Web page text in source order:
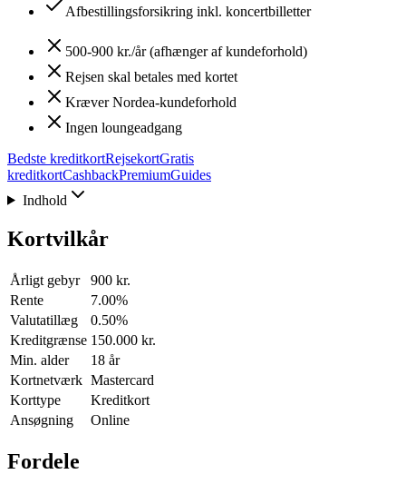
Afbestillingsforsikring inkl. koncertbilletter
500-900 kr./år (afhænger af kundeforhold)
Rejsen skal betales med kortet
Kræver Nordea-kundeforhold
Ingen loungeadgang
Bedste kreditkortRejsekortGratis
kreditkortCashbackPremiumGuides
Indhold
Kortvilkår
Årligt gebyr
900 kr.
Rente
7.00%
Valutatillæg
0.50%
Kreditgrænse 150.000 kr.
Min. alder
18 år
Kortnetværk Mastercard
Korttype
Kreditkort
Ansøgning
Online
Fordele